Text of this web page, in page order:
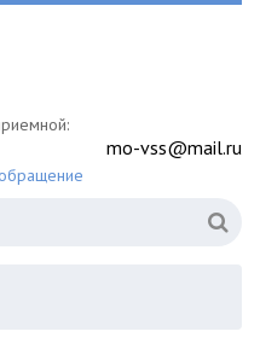
mo-vss@mail.ru